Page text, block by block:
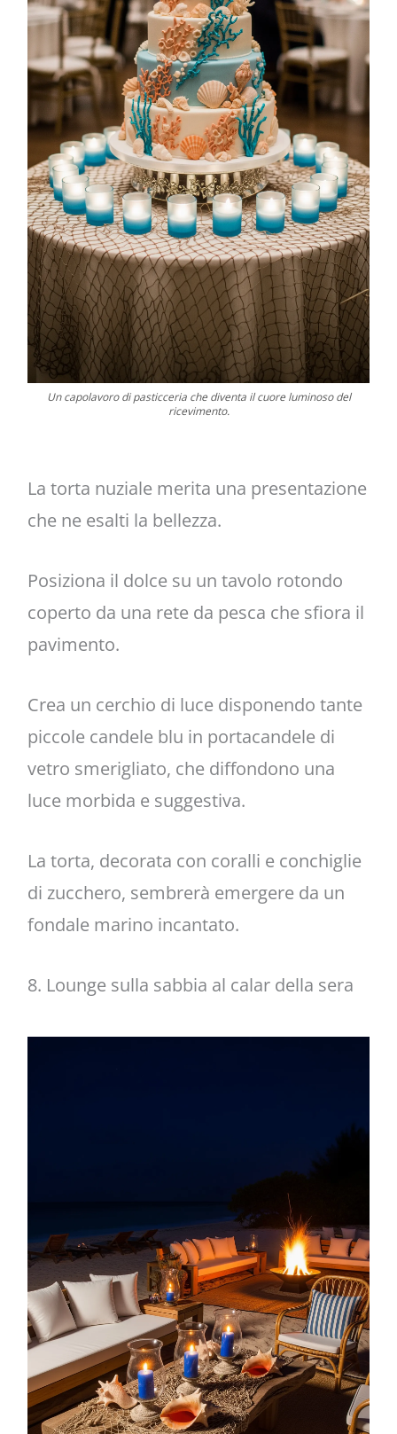
Un capolavoro di pasticceria che diventa il cuore luminoso del
ricevimento.
La torta nuziale merita una presentazione
che ne esalti la bellezza.
Posiziona il dolce su un tavolo rotondo
coperto da una rete da pesca che sfiora il
pavimento.
Crea un cerchio di luce disponendo tante
piccole candele blu in portacandele di
vetro smerigliato, che diffondono una
luce morbida e suggestiva.
La torta, decorata con coralli e conchiglie
di zucchero, sembrerà emergere da un
fondale marino incantato.
8. Lounge sulla sabbia al calar della sera